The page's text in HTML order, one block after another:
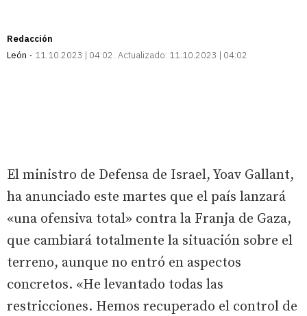
Redacción
León
11.10.2023 | 04:02 Actualizado: 11.10.2023 | 04:02
El ministro de Defensa de Israel, Yoav Gallant,
ha anunciado este martes que el país lanzará
«una ofensiva total» contra la Franja de Gaza,
que cambiará totalmente la situación sobre el
terreno, aunque no entró en aspectos
concretos. «He levantado todas las
restricciones. Hemos recuperado el control de